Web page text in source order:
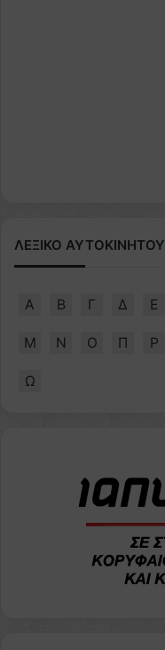
ΛΕΞΙΚΟ ΑΥΤΟΚΙΝΗΤΟΥ
Α Β Γ Δ Ε
Μ Ν Ο Π Ρ
Ω